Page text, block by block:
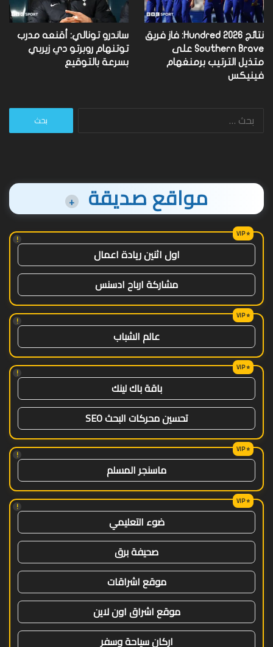
نتائج Hundred 2026: فاز فريق
Southern Brave على
متذيل الترتيب برمنغهام
فينيكس
ساندرو تونالي: أقنعه مدرب
توتنهام روبرتو دي زيربي
بسرعة بالتوقيع
البحث
مواقع صديقة +
!
اول اثنين ريادة اعمال
مشاركة ارباح ادسنس
!
عالم الشباب
!
باقة باك لينك
تحسين محركات البحث SEO
!
ماسنجر المسلم
!
ضوء التعليمي
صحيفة برق
موقع اشراقات
موقع اشراق اون لاين
اركان سياحة وسفر